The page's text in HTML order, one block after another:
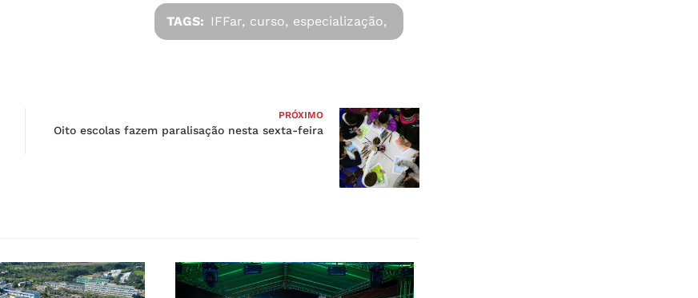
TAGS: IFFar, curso, especialização,
PRÓXIMO
Oito escolas fazem paralisação nesta sexta-feira